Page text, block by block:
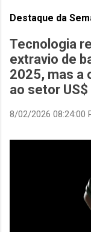
Destaque da
Tecnologia
extravio de
2025, mas a
ao setor
8/02/2026 08:24:00